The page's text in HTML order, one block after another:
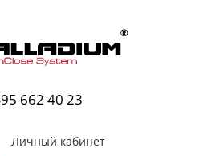
662 40 23
Личный кабинет